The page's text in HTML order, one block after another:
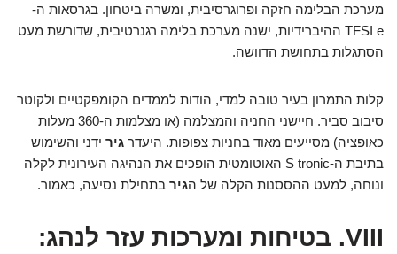
מערכת הבלימה חזקה ופרוגרסיבית, ומשרה ביטחון. בגרסאות ה-
TFSI e ההיברידיות, ישנה מערכת בלימה רגנרטיבית, שדורשת מעט
הסתגלות בתחושת הדוושה.
קלות התמרון בעיר טובה למדי, הודות לממדים הקומפקטיים ולקוטר
סיבוב סביר. חיישני החניה והמצלמה (או מצלמות ה-360 מעלות
כאופציה) מסייעים מאוד בחניות צפופות. היעדר גיר ידני והשימוש
בתיבת ה-S tronic האוטומטית הופכים את הנהיגה העירונית לקלה
ונוחה, למעט ההססנות הקלה של הגיר בתחילת נסיעה, כאמור.
VIII. בטיחות ומערכות עזר לנהג: